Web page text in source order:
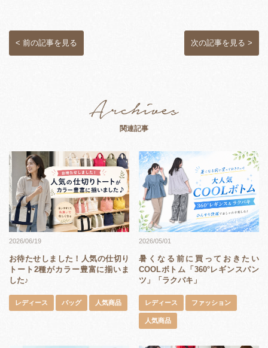
< 前の記事を見る 次の記事を見る >
関連記事
お待たせしました！人気の仕切り
トート2種がカラー豊富に揃いま
した♪
2026/06/19
レディース バッグ 人気商品
暑くなる前に買っておきたい
COOLボトム「360°レギンスパン
ツ」「ラクバキ」
2026/05/01
レディース ファッション
人気商品